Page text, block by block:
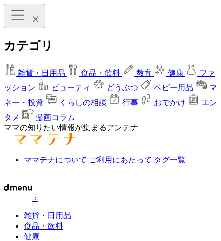
カテゴリ
雑貨・日用品 食品・飲料 教育 健康
ファ
ッション
ビューティ どうぶつ ベビー用品
マ
ネー・投資
くらしの相談 行事 おでかけ
エン
タメ
漫画コラム
ママの知りたい情報が集まるアンテナ
ママテナについて ご利用にあたって タグ一覧
>
雑貨・日用品
食品・飲料
健康